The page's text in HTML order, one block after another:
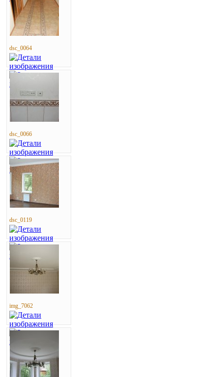
dsc_0064
dsc_0066
dsc_0119
img_7062